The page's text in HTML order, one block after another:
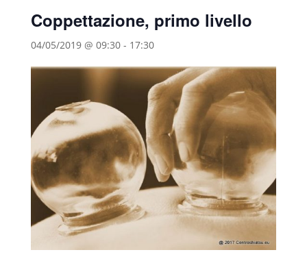
Coppettazione, primo livello
04/05/2019 @ 09:30- 17:30